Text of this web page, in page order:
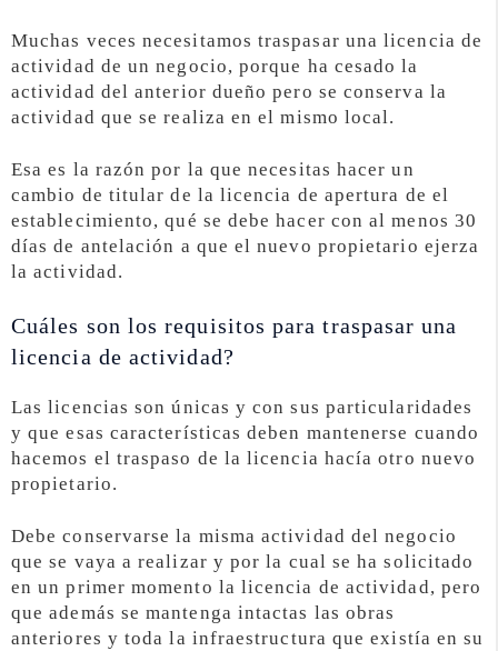
Muchas veces necesitamos traspasar una licencia de
actividad de un negocio, porque ha cesado la
actividad del anterior dueño pero se conserva la
actividad que se realiza en el mismo local.
Esa es la razón por la que necesitas hacer un
cambio de titular de la licencia de apertura de el
establecimiento, qué se debe hacer con al menos 30
días de antelación a que el nuevo propietario ejerza
la actividad.
Cuáles son los requisitos para traspasar una
licencia de actividad?
Las licencias son únicas y con sus particularidades
y que esas características deben mantenerse cuando
hacemos el traspaso de la licencia hacía otro nuevo
propietario.
Debe conservarse la misma actividad del negocio
que se vaya a realizar y por la cual se ha solicitado
en un primer momento la licencia de actividad, pero
que además se mantenga intactas las obras
anteriores y toda la infraestructura que existía en su